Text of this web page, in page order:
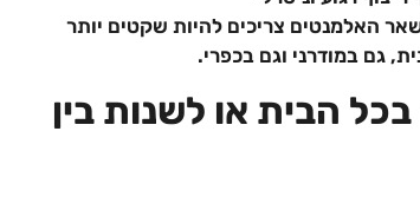
האלמנטים צריכים להיות שקטים יותר
גם במודרני וגם בכפרי.
הבית או לשנות בין